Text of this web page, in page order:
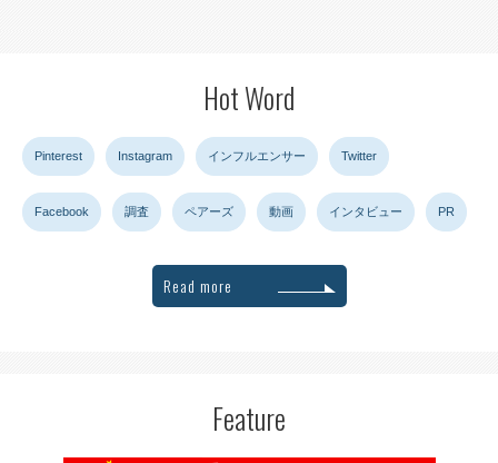
Hot Word
Pinterest Instagram インフルエンサー Twitter
Facebook 調査 ペアーズ 動画 インタビュー PR
Read more
Feature